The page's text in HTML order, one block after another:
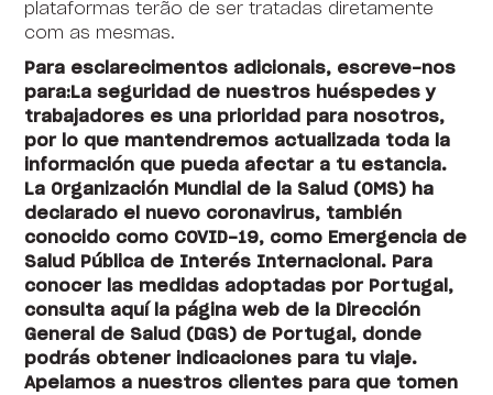
plataformas terão de ser tratadas diretamente
com as mesmas.
Para esclarecimentos adicionais, escreve-nos
para:La seguridad de nuestros huéspedes y
trabajadores es una prioridad para nosotros,
por lo que mantendremos actualizada toda la
información que pueda afectar a tu estancia.
La Organización Mundial de la Salud (OMS) ha
declarado el nuevo coronavirus, también
conocido como COVID-19, como Emergencia de
Salud Pública de Interés Internacional. Para
conocer las medidas adoptadas por Portugal,
consulta aquí la página web de la Dirección
General de Salud (DGS) de Portugal, donde
podrás obtener indicaciones para tu viaje.
Apelamos a nuestros clientes para que tomen